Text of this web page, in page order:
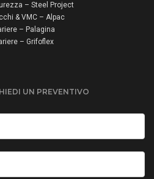
– Steel Project
& VMC – Alpac
– Palagina
– Grifoflex
UN PREVENTIVO